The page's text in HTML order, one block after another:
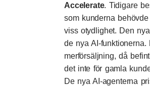
Accelerate. Tidigare
som kunderna
viss otydlighet. Den
de nya AI-
merförsäljning, då
det inte för gamla
De nya AI-agenterna